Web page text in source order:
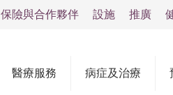
醫療服務 病症及治療
保險與合作夥伴 設施 推廣